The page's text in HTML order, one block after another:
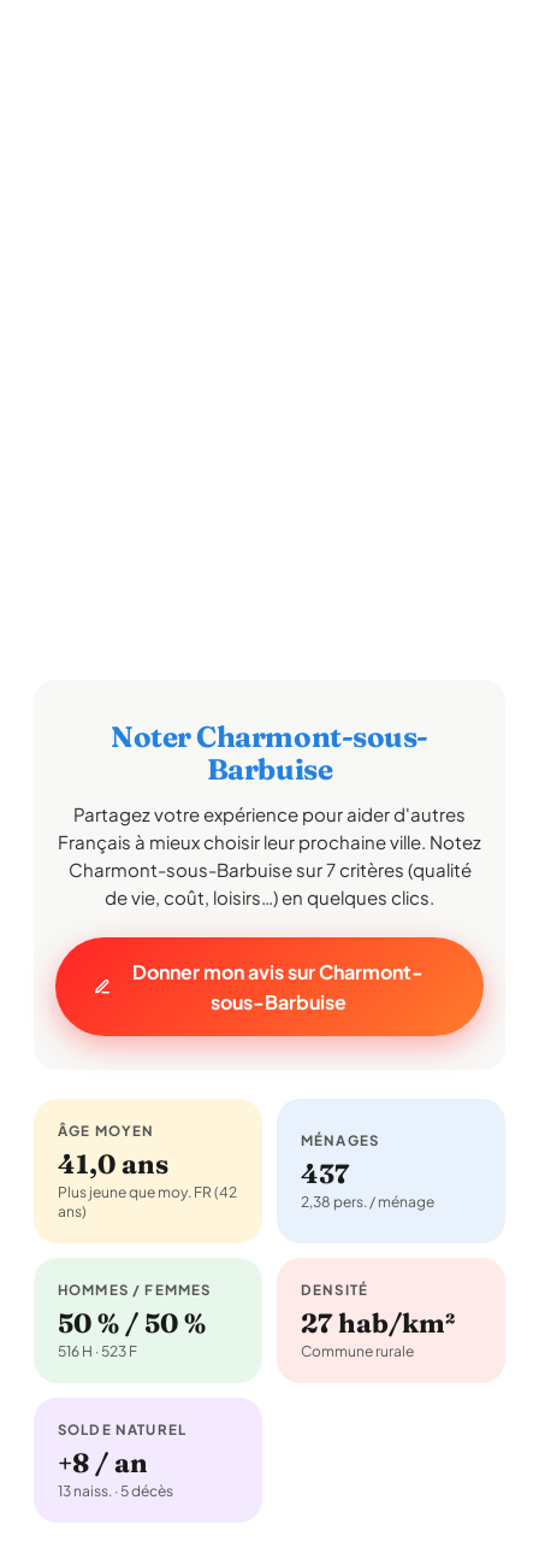
Noter Charmont-sous-
Barbuise
Partagez votre expérience pour aider d'autres
Français à mieux choisir leur prochaine ville. Notez
Charmont-sous-Barbuise sur 7 critères (qualité
de vie, coût, loisirs…) en quelques clics.
Donner mon avis sur Charmont-
sous-Barbuise
ÂGE MOYEN
41,0 ans
Plus jeune que moy. FR (42
ans)
MÉNAGES
437
2,38 pers. / ménage
HOMMES / FEMMES
50 % / 50 %
516 H · 523 F
DENSITÉ
27 hab/km²
Commune rurale
SOLDE NATUREL
+8 / an
13 naiss. · 5 décès